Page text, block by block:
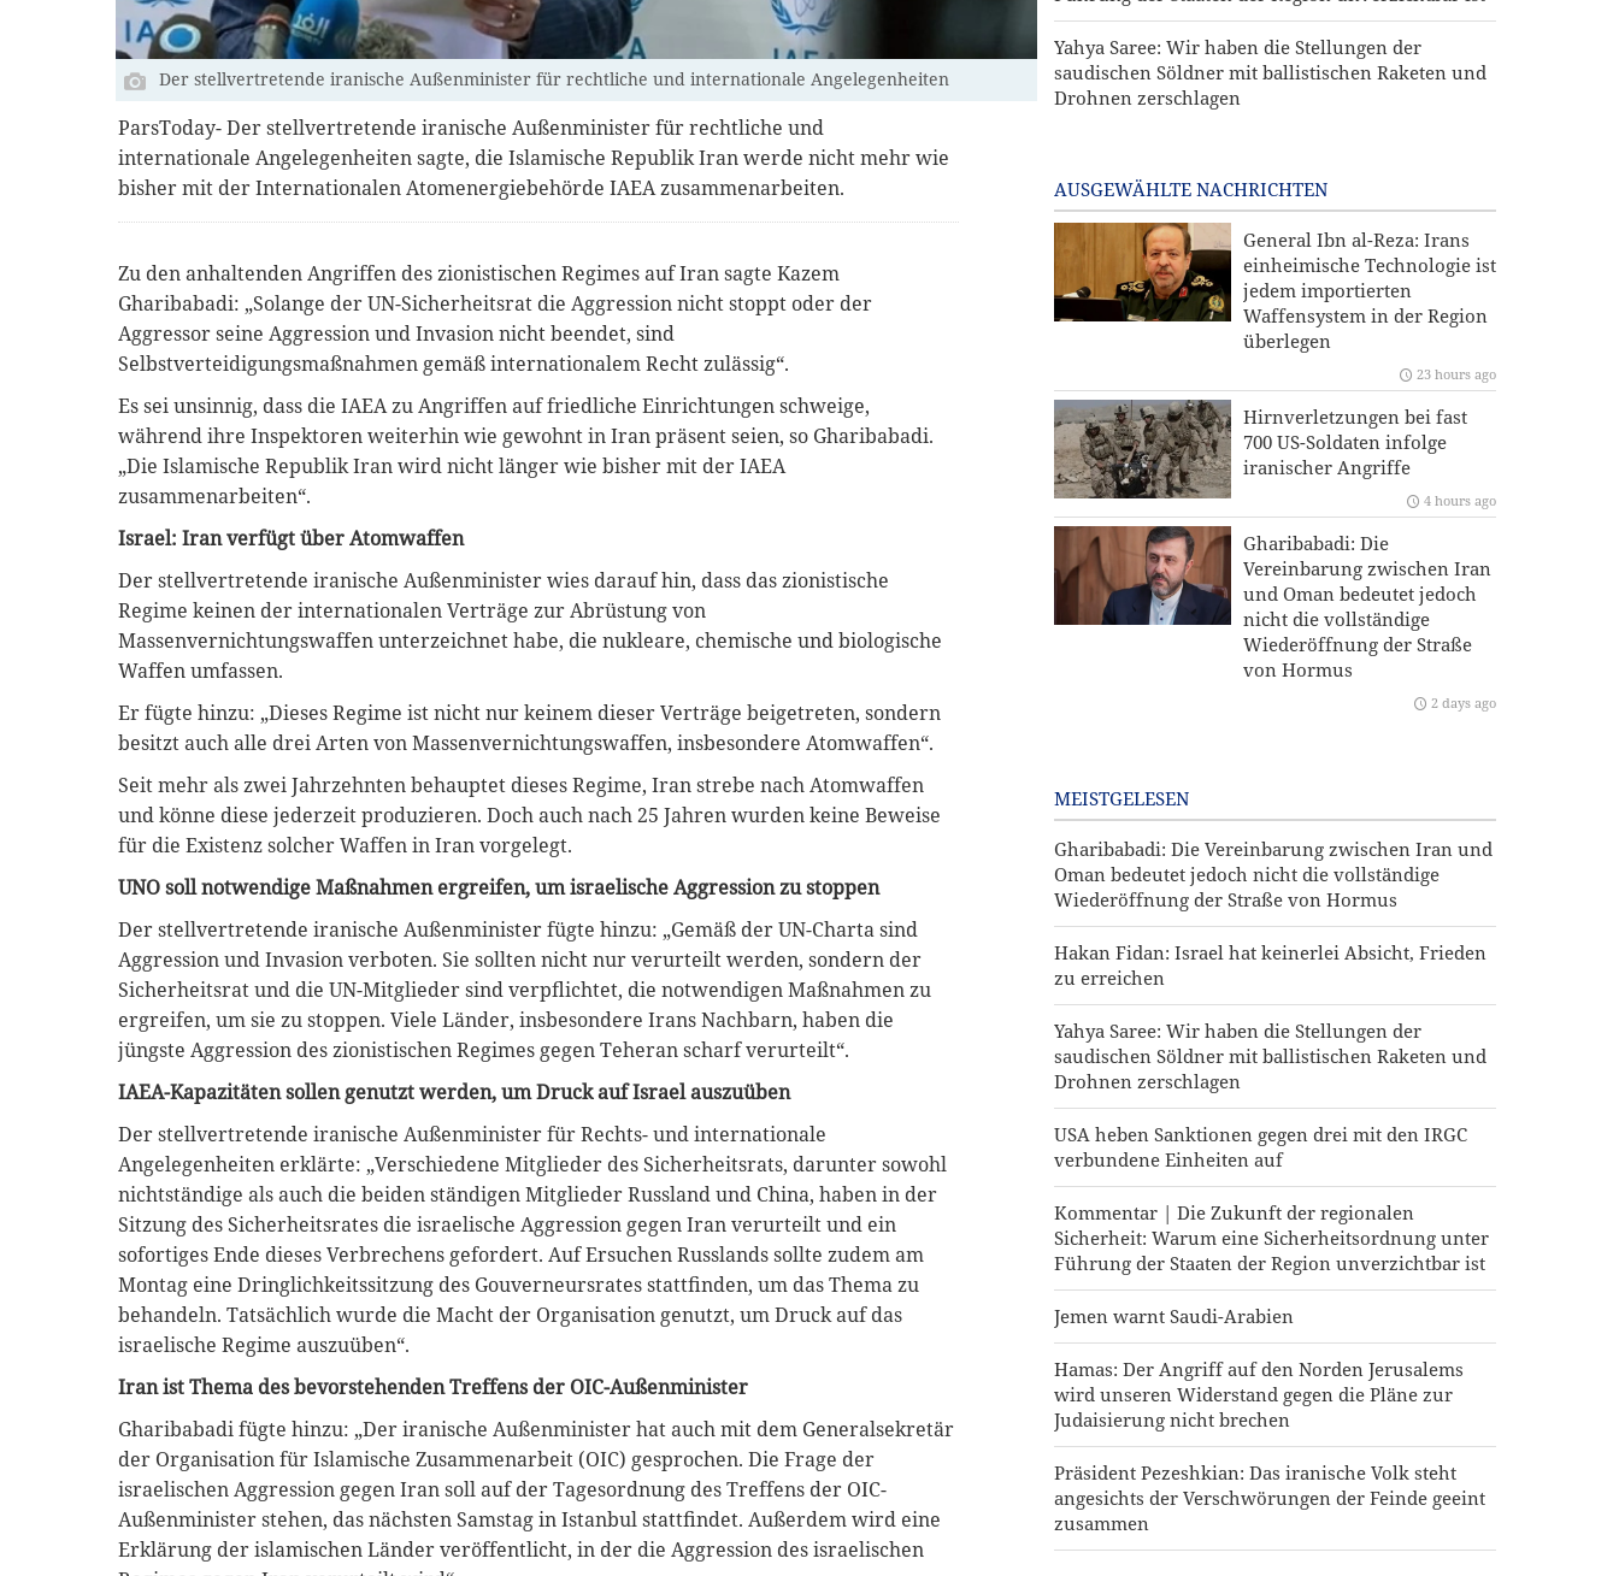
Der stellvertretende iranische Außenminister für rechtliche und internationale Angelegenheiten
ParsToday- Der stellvertretende iranische Außenminister für rechtliche und
internationale Angelegenheiten sagte, die Islamische Republik Iran werde nicht mehr wie
bisher mit der Internationalen Atomenergiebehörde IAEA zusammenarbeiten.
Zu den anhaltenden Angriffen des zionistischen Regimes auf Iran sagte Kazem
Gharibabadi: „Solange der UN-Sicherheitsrat die Aggression nicht stoppt oder der
Aggressor seine Aggression und Invasion nicht beendet, sind
Selbstverteidigungsmaßnahmen gemäß internationalem Recht zulässig“.
Es sei unsinnig, dass die IAEA zu Angriffen auf friedliche Einrichtungen schweige,
während ihre Inspektoren weiterhin wie gewohnt in Iran präsent seien, so Gharibabadi.
„Die Islamische Republik Iran wird nicht länger wie bisher mit der IAEA
zusammenarbeiten“.
Israel: Iran verfügt über Atomwaffen
Der stellvertretende iranische Außenminister wies darauf hin, dass das zionistische
Regime keinen der internationalen Verträge zur Abrüstung von
Massenvernichtungswaffen unterzeichnet habe, die nukleare, chemische und biologische
Waffen umfassen.
Er fügte hinzu: „Dieses Regime ist nicht nur keinem dieser Verträge beigetreten, sondern
besitzt auch alle drei Arten von Massenvernichtungswaffen, insbesondere Atomwaffen“.
Seit mehr als zwei Jahrzehnten behauptet dieses Regime, Iran strebe nach Atomwaffen
und könne diese jederzeit produzieren. Doch auch nach 25 Jahren wurden keine Beweise
für die Existenz solcher Waffen in Iran vorgelegt.
UNO soll notwendige Maßnahmen ergreifen, um israelische Aggression zu stoppen
Der stellvertretende iranische Außenminister fügte hinzu: „Gemäß der UN-Charta sind
Aggression und Invasion verboten. Sie sollten nicht nur verurteilt werden, sondern der
Sicherheitsrat und die UN-Mitglieder sind verpflichtet, die notwendigen Maßnahmen zu
ergreifen, um sie zu stoppen. Viele Länder, insbesondere Irans Nachbarn, haben die
jüngste Aggression des zionistischen Regimes gegen Teheran scharf verurteilt“.
IAEA-Kapazitäten sollen genutzt werden, um Druck auf Israel auszuüben
Der stellvertretende iranische Außenminister für Rechts- und internationale
Angelegenheiten erklärte: „Verschiedene Mitglieder des Sicherheitsrats, darunter sowohl
nichtständige als auch die beiden ständigen Mitglieder Russland und China, haben in der
Sitzung des Sicherheitsrates die israelische Aggression gegen Iran verurteilt und ein
sofortiges Ende dieses Verbrechens gefordert. Auf Ersuchen Russlands sollte zudem am
Montag eine Dringlichkeitssitzung des Gouverneursrates stattfinden, um das Thema zu
behandeln. Tatsächlich wurde die Macht der Organisation genutzt, um Druck auf das
israelische Regime auszuüben“.
Iran ist Thema des bevorstehenden Treffens der OIC-Außenminister
Gharibabadi fügte hinzu: „Der iranische Außenminister hat auch mit dem Generalsekretär
der Organisation für Islamische Zusammenarbeit (OIC) gesprochen. Die Frage der
israelischen Aggression gegen Iran soll auf der Tagesordnung des Treffens der OIC-
Außenminister stehen, das nächsten Samstag in Istanbul stattfindet. Außerdem wird eine
Erklärung der islamischen Länder veröffentlicht, in der die Aggression des israelischen
Yahya Saree: Wir haben die Stellungen der
saudischen Söldner mit ballistischen Raketen und
Drohnen zerschlagen
AUSGEWÄHLTE NACHRICHTEN
General Ibn al-Reza: Irans
einheimische Technologie ist
jedem importierten
Waffensystem in der Region
überlegen
23 hours ago
Hirnverletzungen bei fast
700 US-Soldaten infolge
iranischer Angriffe
4 hours ago
Gharibabadi: Die
Vereinbarung zwischen Iran
und Oman bedeutet jedoch
nicht die vollständige
Wiederöffnung der Straße
von Hormus
2 days ago
MEISTGELESEN
Gharibabadi: Die Vereinbarung zwischen Iran und
Oman bedeutet jedoch nicht die vollständige
Wiederöffnung der Straße von Hormus
Hakan Fidan: Israel hat keinerlei Absicht, Frieden
zu erreichen
Yahya Saree: Wir haben die Stellungen der
saudischen Söldner mit ballistischen Raketen und
Drohnen zerschlagen
USA heben Sanktionen gegen drei mit den IRGC
verbundene Einheiten auf
Kommentar | Die Zukunft der regionalen
Sicherheit: Warum eine Sicherheitsordnung unter
Führung der Staaten der Region unverzichtbar ist
Jemen warnt Saudi-Arabien
Hamas: Der Angriff auf den Norden Jerusalems
wird unseren Widerstand gegen die Pläne zur
Judaisierung nicht brechen
Präsident Pezeshkian: Das iranische Volk steht
angesichts der Verschwörungen der Feinde geeint
zusammen